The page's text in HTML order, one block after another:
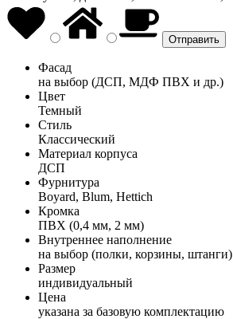
Фасад
на выбор (ДСП, МДФ ПВХ и др.)
Цвет
Темный
Стиль
Классический
Материал корпуса
ДСП
Фурнитура
Boyard, Blum, Hettich
Кромка
ПВХ (0,4 мм, 2 мм)
Внутреннее наполнение
на выбор (полки, корзины, штанги)
Размер
индивидуальный
Цена
указана за базовую комплектацию